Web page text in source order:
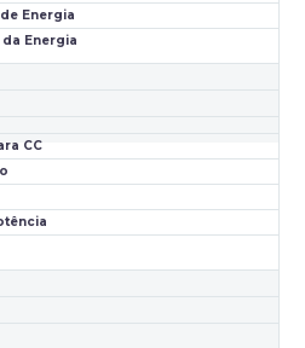
Energia
Energia
CC